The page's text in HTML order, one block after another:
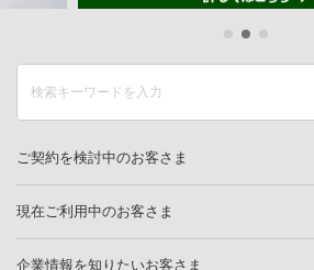
ご契約を検討中のお客さま
現在ご利用中のお客さま
企業情報を知りたいお客さま